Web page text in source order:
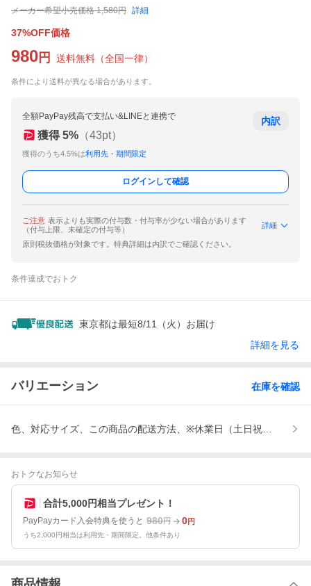
メーカー希望小売価格 1,580円 詳細
37%OFF価格
980 円 送料無料 （全国一律）
条件により送料が異なる場合があります。
全額PayPay残高で支払い&LINEと連携で
獲得 5% （43pt）
獲得のうち4.5%は利用先・期間限定
内訳
ログインして確認
ご注意 表示よりも実際の付与数・付与率が少ない場合があります
（付与上限、未確定の付与等）
詳細
原則税抜価格が対象です。特典詳細は内訳でご確認ください。
条件達成でおトク
東京都は最短8/11（火）お届け
詳細を見る
バリエーション 在庫を確認
色、対応サイズ、この商品の配送方法、※休業日（土日祝祭日）は
おトクなお知らせ
合計5,000円相当プレゼント！
PayPayカード入会特典を使うと 980円 0円
うち2,000円相当は利用先・期間限定。他条件あり